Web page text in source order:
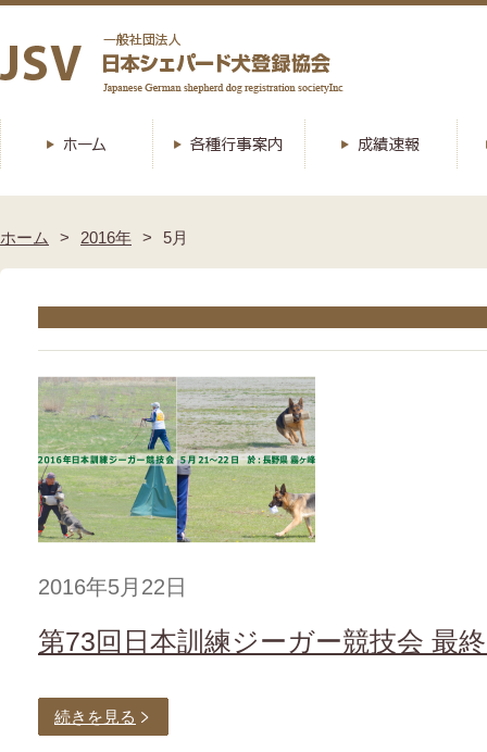
ホーム 2016年 5月
2016年5月22日
第73回日本訓練ジーガー競技会 最
続きを見る